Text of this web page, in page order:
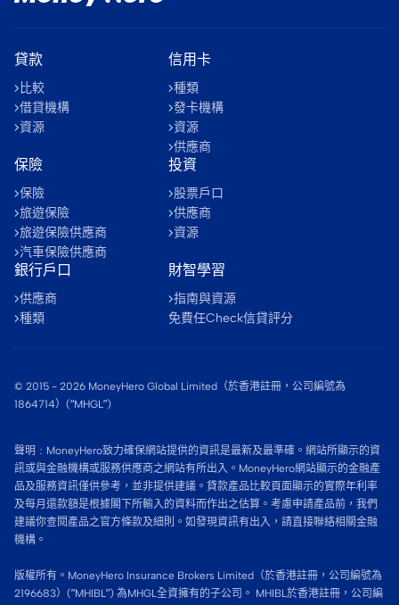
貸款
比較
借貸機構
資源
信用卡
種類
發卡機構
資源
供應商
保險
保險
旅遊保險
旅遊保險供應商
汽車保險供應商
投資
股票戶口
供應商
資源
銀行戶口
供應商
種類
財智學習
指南與資源
免費任Check信貸評分
© 2015 - 2026 MoneyHero Global Limited（於香港註冊，公司編號為
1864714）(“MHGL”)
聲明﹕MoneyHero致力確保網站提供的資訊是最新及最準確。網站所顯示的資
訊或與金融機構或服務供應商之網站有所出入。MoneyHero網站顯示的金融產
品及服務資訊僅供參考，並非提供建議。貸款產品比較頁面顯示的實際年利率
及每月還款額是根據閣下所輸入的資料而作出之估算。考慮申請產品前，我們
建議你查閱產品之官方條款及細則。如發現資訊有出入，請直接聯絡相關金融
機構。
版權所有。MoneyHero Insurance Brokers Limited（於香港註冊，公司編號為
2196683）(”MHIBL”) 為MHGL全資擁有的子公司。 MHIBL於香港註冊，公司編